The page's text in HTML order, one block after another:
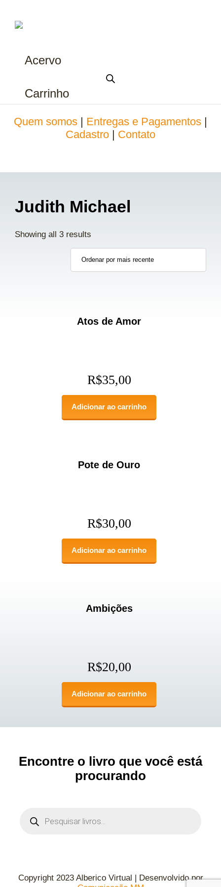
Acervo
Carrinho
Quem somos Entregas e Pagamentos
Cadastro
Contato
Judith Michael
Showing all 3 results
Atos de Amor
R$35,00
Adicionar ao carrinho
Pote de Ouro
R$30,00
Adicionar ao carrinho
Ambições
R$20,00
Adicionar ao carrinho
Encontre o livro que você está
procurando
Copyright 2023 Alberico Virtual | Desenvolvido por